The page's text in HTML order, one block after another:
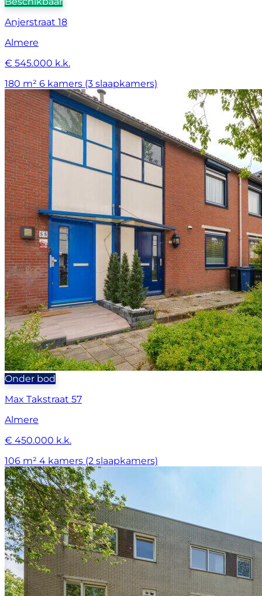
Anjerstraat 18
Almere
€ 545.000 k.k.
180 m² 6 kamers (3 slaapkamers)
Onder bod
Max Takstraat 57
Almere
€ 450.000 k.k.
106 m² 4 kamers (2 slaapkamers)